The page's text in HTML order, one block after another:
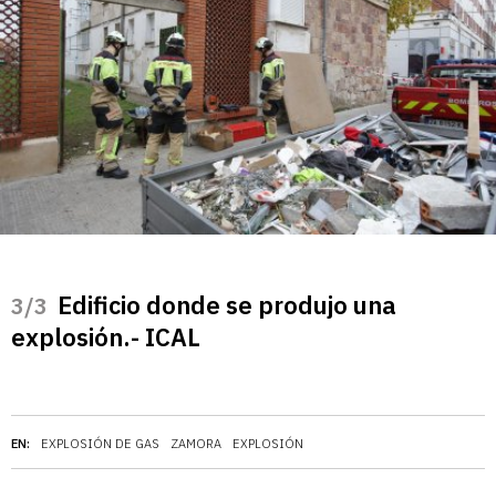
EN: EXPLOSIÓN DE GAS ZAMORA EXPLOSIÓN
/3 Edificio donde se produjo una
explosión.- ICAL